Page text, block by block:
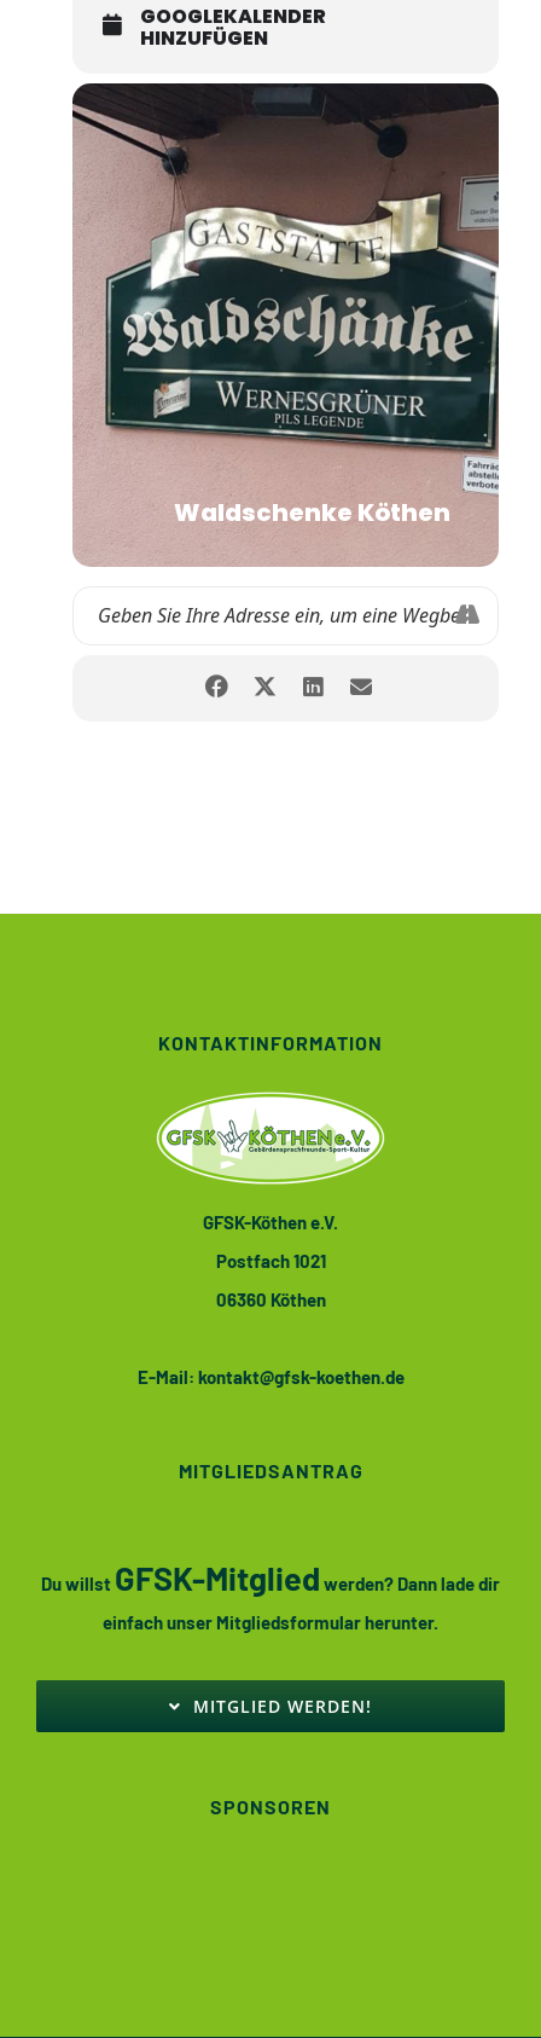
GOOGLEKALENDER
HINZUFÜGEN
Waldschenke Köthen
KONTAKTINFORMATION
GFSK-Köthen e.V.
Postfach 1021
06360 Köthen
E-Mail: kontakt@gfsk-koethen.de
MITGLIEDSANTRAG
Du willst GFSK-Mitglied werden? Dann lade dir
einfach unser Mitgliedsformular herunter.
MITGLIED WERDEN!
SPONSOREN